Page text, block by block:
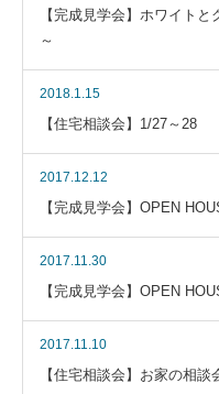
【完成見学会】ホワイト
～
2018.1.15
【住宅相談会】1/27～28
2017.12.12
【完成見学会】OPEN
2017.11.30
【完成見学会】OPEN
2017.11.10
【住宅相談会】お家の相